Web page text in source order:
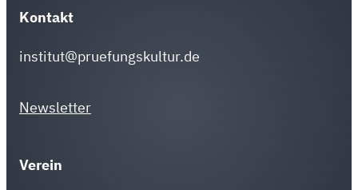
Kontakt
institut@pruefungskultur.de
Newsletter
Verein